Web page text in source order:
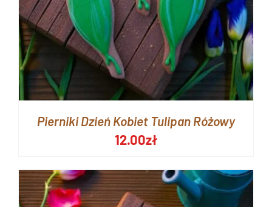
Pierniki Dzień Kobiet Tulipan Różowy
12.00zł